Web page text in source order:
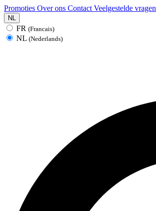
Promoties Over ons Contact Veelgestelde vragen
NL
FR (Francais)
NL (Nederlands)